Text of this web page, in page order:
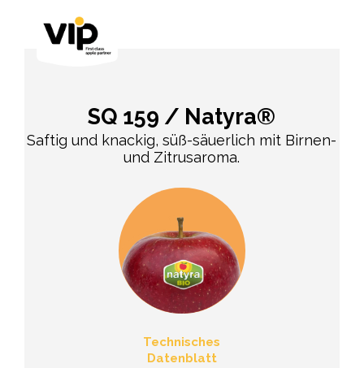
SQ 159 / Natyra®
Saftig und knackig, süß-säuerlich mit Birnen-
und Zitrusaroma.
Technisches
Datenblatt